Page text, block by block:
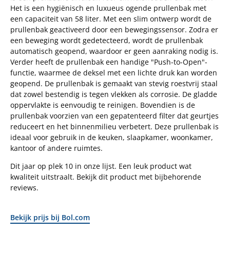
Het is een hygiënisch en luxueus ogende prullenbak met
een capaciteit van 58 liter. Met een slim ontwerp wordt de
prullenbak geactiveerd door een bewegingssensor. Zodra er
een beweging wordt gedetecteerd, wordt de prullenbak
automatisch geopend, waardoor er geen aanraking nodig is.
Verder heeft de prullenbak een handige "Push-to-Open"-
functie, waarmee de deksel met een lichte druk kan worden
geopend. De prullenbak is gemaakt van stevig roestvrij staal
dat zowel bestendig is tegen vlekken als corrosie. De gladde
oppervlakte is eenvoudig te reinigen. Bovendien is de
prullenbak voorzien van een gepatenteerd filter dat geurtjes
reduceert en het binnenmilieu verbetert. Deze prullenbak is
ideaal voor gebruik in de keuken, slaapkamer, woonkamer,
kantoor of andere ruimtes.
Dit jaar op plek 10 in onze lijst. Een leuk product wat
kwaliteit uitstraalt. Bekijk dit product met bijbehorende
reviews.
Bekijk prijs bij Bol.com